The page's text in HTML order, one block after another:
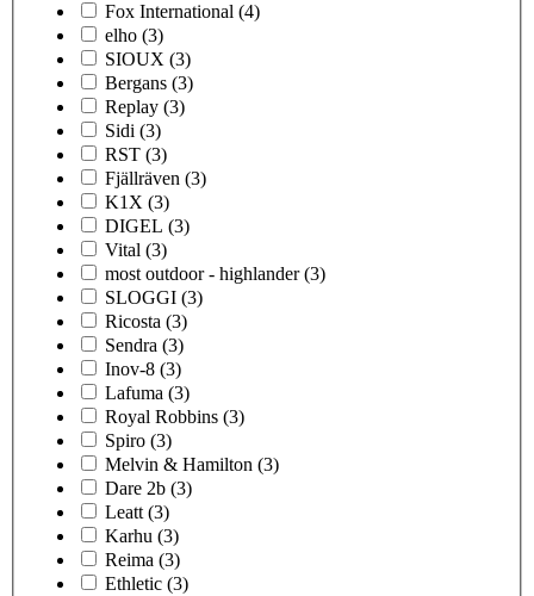
Fox International (4)
elho (3)
SIOUX (3)
Bergans (3)
Replay (3)
Sidi (3)
RST (3)
Fjällräven (3)
K1X (3)
DIGEL (3)
Vital (3)
most outdoor - highlander (3)
SLOGGI (3)
Ricosta (3)
Sendra (3)
Inov-8 (3)
Lafuma (3)
Royal Robbins (3)
Spiro (3)
Melvin & Hamilton (3)
Dare 2b (3)
Leatt (3)
Karhu (3)
Reima (3)
Ethletic (3)